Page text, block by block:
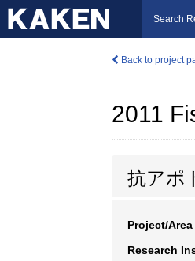
Search
Back to project
2011
抗アポ
Project/
Research